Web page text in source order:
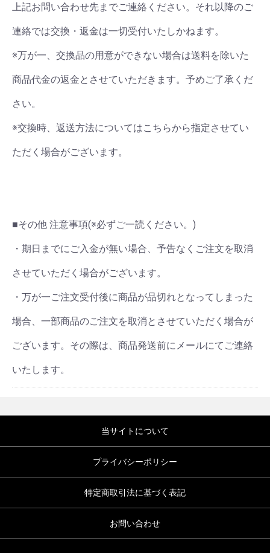
上記お問い合わせ先までご連絡ください。それ以降のご
連絡では交換・返金は一切受付いたしかねます。
※万が一、交換品の用意ができない場合は送料を除いた
商品代金の返金とさせていただきます。予めご了承くだ
さい。
※交換時、返送方法についてはこちらから指定させてい
ただく場合がございます。
■その他 注意事項(※必ずご一読ください。)
・期日までにご入金が無い場合、予告なくご注文を取消
させていただく場合がございます。
・万が一ご注文受付後に商品が品切れとなってしまった
場合、一部商品のご注文を取消とさせていただく場合が
ございます。その際は、商品発送前にメールにてご連絡
いたします。
当サイトについて
プライバシーポリシー
特定商取引法に基づく表記
お問い合わせ